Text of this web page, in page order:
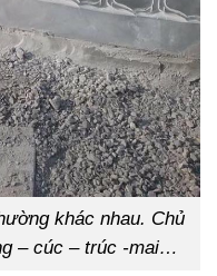
khác nhau. Chủ
– cúc – trúc -mai…